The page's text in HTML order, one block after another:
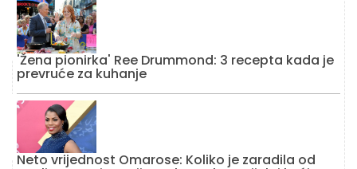
'Žena pionirka' Ree Drummond: 3 recepta kada je
prevruće za kuhanje
Neto vrijednost Omarose: Koliko je zaradila od